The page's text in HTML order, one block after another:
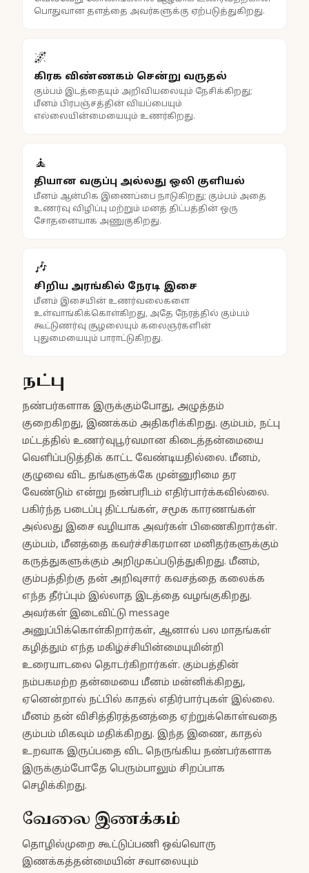
பொதுவான தளத்தை அவர்களுக்கு ஏற்படுத்துகிறது.
🌌
கிரக விண்ணகம் சென்று வருதல்
கும்பம் இடத்தையும் அறிவியலையும் நேசிக்கிறது;
மீனம் பிரபஞ்சத்தின் வியப்பையும்
எல்லையின்மையையும் உணர்கிறது.
🧘
தியான வகுப்பு அல்லது ஒலி குளியல்
மீனம் ஆன்மிக இணைப்பை நாடுகிறது; கும்பம் அதை
உணர்வு விழிப்பு மற்றும் மனத் திட்பத்தின் ஒரு
சோதனையாக அணுகுகிறது.
🎶
சிறிய அரங்கில் நேரடி இசை
மீனம் இசையின் உணர்வலைகளை
உள்வாங்கிக்கொள்கிறது, அதே நேரத்தில் கும்பம்
கூட்டுணர்வு சூழலையும் கலைஞர்களின்
புதுமையையும் பாராட்டுகிறது.
நட்பு
நண்பர்களாக இருக்கும்போது, அழுத்தம்
குறைகிறது, இணக்கம் அதிகரிக்கிறது. கும்பம், நட்பு
மட்டத்தில் உணர்வுபூர்வமான கிடைத்தன்மையை
வெளிப்படுத்திக் காட்ட வேண்டியதில்லை. மீனம்,
குழுவை விட தங்களுக்கே முன்னுரிமை தர
வேண்டும் என்று நண்பரிடம் எதிர்பார்க்கவில்லை.
பகிர்ந்த படைப்பு திட்டங்கள், சமூக காரணங்கள்
அல்லது இசை வழியாக அவர்கள் பிணைகிறார்கள்.
கும்பம், மீனத்தை கவர்ச்சிகரமான மனிதர்களுக்கும்
கருத்துகளுக்கும் அறிமுகப்படுத்துகிறது. மீனம்,
கும்பத்திற்கு தன் அறிவுசார் கவசத்தை கலைக்க
எந்த தீர்ப்பும் இல்லாத இடத்தை வழங்குகிறது.
அவர்கள் இடைவிட்டு message
அனுப்பிக்கொள்கிறார்கள், ஆனால் பல மாதங்கள்
கழித்தும் எந்த மகிழ்ச்சியின்மையுமின்றி
உரையாடலை தொடர்கிறார்கள். கும்பத்தின்
நம்பகமற்ற தன்மையை மீனம் மன்னிக்கிறது,
ஏனென்றால் நட்பில் காதல் எதிர்பார்புகள் இல்லை.
மீனம் தன் விசித்திரத்தனத்தை ஏற்றுக்கொள்வதை
கும்பம் மிகவும் மதிக்கிறது. இந்த இணை, காதல்
உறவாக இருப்பதை விட நெருங்கிய நண்பர்களாக
இருக்கும்போதே பெரும்பாலும் சிறப்பாக
செழிக்கிறது.
வேலை இணக்கம்
தொழில்முறை கூட்டுப்பணி ஒவ்வொரு
இணக்கத்தன்மையின் சவாலையும்